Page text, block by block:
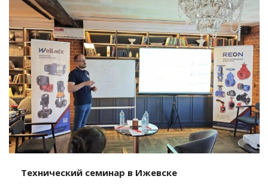
Технический семинар в Ижевске